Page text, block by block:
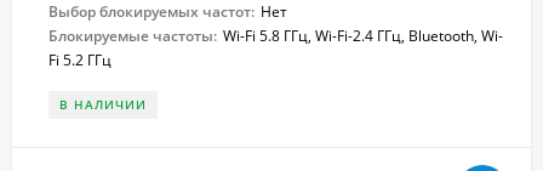
Выбор блокируемых частот: Нет
Блокируемые частоты: Wi-Fi 5.8 ГГц, Wi-Fi-2.4 ГГц, Bluetooth, Wi-
Fi 5.2 ГГц
В НАЛИЧИИ